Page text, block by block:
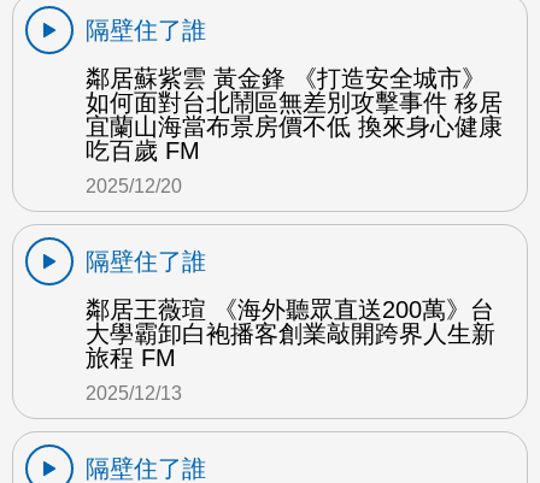
隔壁住了誰
鄰居蘇紫雲 黃金鋒 《打造安全城市》
如何面對台北鬧區無差別攻擊事件 移居
宜蘭山海當布景房價不低 換來身心健康
吃百歲 FM
2025/12/20
隔壁住了誰
鄰居王薇瑄 《海外聽眾直送200萬》台
大學霸卸白袍播客創業敲開跨界人生新
旅程 FM
2025/12/13
隔壁住了誰